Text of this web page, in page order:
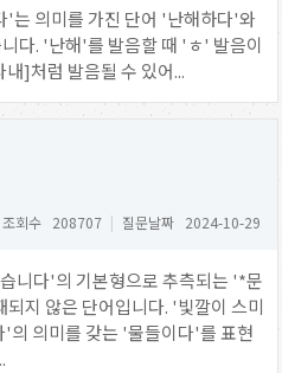
'는 의미를 가진 단어 '난해하다'와
다. '난해'를 발음할 때 'ㅎ' 발음이
]처럼 발음될 수 있어...
조회수 208707 | 질문날짜 2024-10-29
니다'의 기본형으로 추측되는 '*문
지 않은 단어입니다. '빛깔이 스미
'의 의미를 갖는 '물들이다'를 표현